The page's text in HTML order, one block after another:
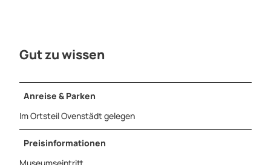
Gut zu wissen
Anreise & Parken
Im Ortsteil Ovenstädt gelegen
Preisinformationen
Museumseintritt